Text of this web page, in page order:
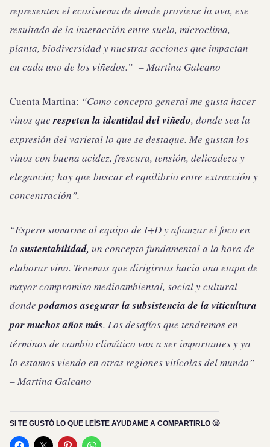
representen el ecosistema de donde proviene la uva, ese
resultado de la interacción entre suelo, microclima,
planta, biodiversidad y nuestras acciones que impactan
en cada uno de los viñedos.” – Martina Galeano
Cuenta Martina: “Como concepto general me gusta hacer
vinos querespeten la identidad del viñedo, donde sea la
expresión del varietal lo que se destaque. Me gustan los
vinos con buena acidez, frescura, tensión, delicadeza y
elegancia; hay que buscar el equilibrio entre extracción y
concentración”.
“Espero sumarme al equipo de I+D y afianzar el foco en
lasustentabilidad, un concepto fundamental a la hora de
elaborar vino. Tenemos que dirigirnos hacia una etapa de
mayor compromiso medioambiental, social y cultural
donde podamos asegurar la subsistencia de la viticultura
por muchos años más. Los desafíos que tendremos en
términos de cambio climático van a ser importantes y ya
lo estamos viendo en otras regiones vitícolas del mundo”
– Martina Galeano
SI TE GUSTÓ LO QUE LEÍSTE AYUDAME A COMPARTIRLO 🙂